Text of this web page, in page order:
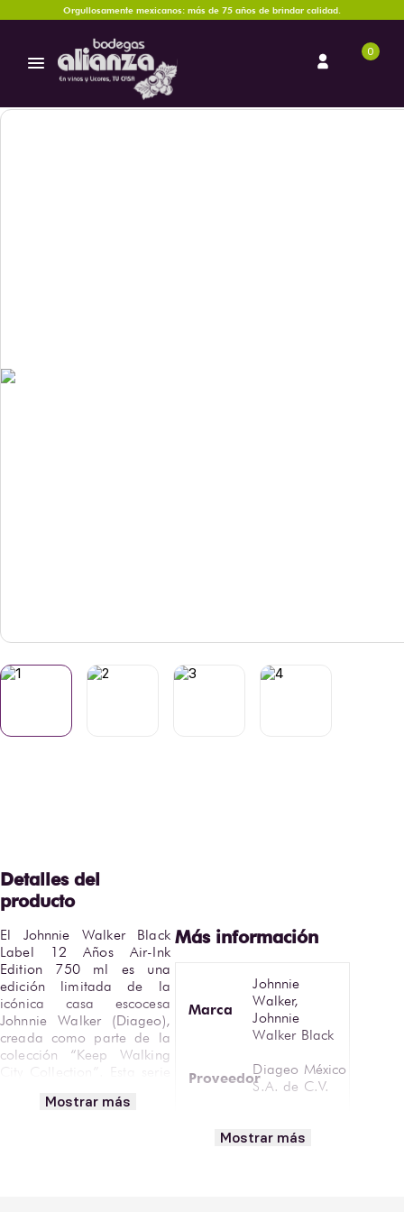
Orgullosamente mexicanos: más de 75 años de brindar calidad.
0
El Johnnie Walker Black
Label 12 Años Air-Ink
Edition 750 ml es una
edición limitada de la
icónica casa escocesa
Johnnie Walker (Diageo),
creada como parte de la
colección “Keep Walking
City Collection”. Esta serie
ciudades del mundo con
Mostrar más
Marca
Johnnie
Walker,
Johnnie
Walker Black
ProveedorDiageo México
S.A. de C.V.
Mostrar más